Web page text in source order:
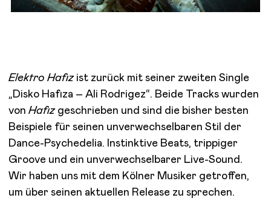
Elektro Hafızist zurück mit seiner zweitenSingle
„Disko Hafıza – Ali Rodrigez“. Beide Tracks wurden
von Hafızgeschrieben und sind die bisher besten
Beispiele für seinen unverwechselbaren Stil der
Dance-Psychedelia. Instinktive Beats, trippiger
Groove und ein unverwechselbarer Live-Sound.
Wir haben uns mit dem Kölner Musiker getroffen,
um über seinen aktuellen Release zu sprechen.